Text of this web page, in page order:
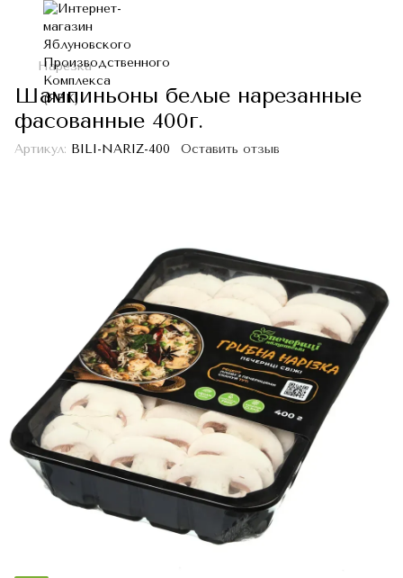
Нарезка
Шампиньоны белые нарезанные
фасованные 400г.
Артикул: BILI-NARIZ-400 Оставить отзыв